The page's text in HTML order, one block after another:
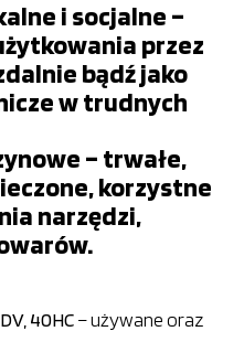
i socjalne –
przez
bądź jako
w trudnych
– trwałe,
korzystne
narzędzi,
40HC– używane oraz